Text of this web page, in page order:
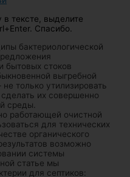
тексте, выделите
Спасибо.
бактериологической
бытовых стоков
выгребной
только утилизировать
их совершенно
среды.
работающей очистной
для технических
органического
возможно
системы
статье мы
для септиков: